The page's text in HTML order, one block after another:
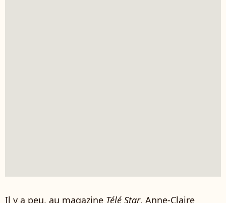
Il y a peu, au magazine Télé Star, Anne-Claire